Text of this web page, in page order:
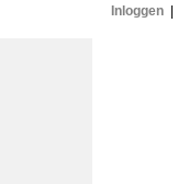
Inloggen